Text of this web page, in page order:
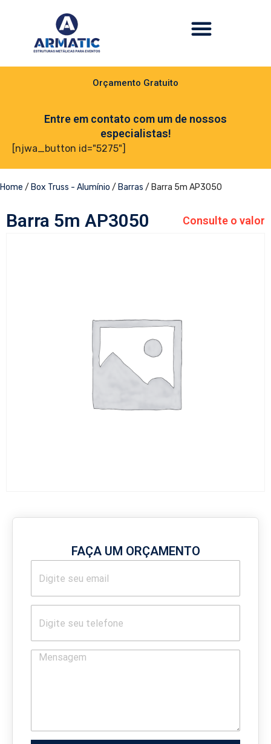
Orçamento Gratuito
Entre em contato com um de nossos
especialistas!
[njwa_button id="5275"]
Home / Box Truss - Alumínio / Barras / Barra 5m AP3050
Barra 5m AP3050 Consulte o valor
FAÇA UM ORÇAMENTO